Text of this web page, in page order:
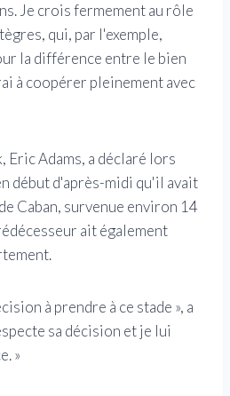
Je crois fermement au rôle
qui, par l'exemple,
la différence entre le bien
à coopérer pleinement avec
Eric Adams, a déclaré lors
début d'après-midi qu'il avait
Caban, survenue environ 14
ait également
à prendre à ce stade », a
sa décision et je lui
»